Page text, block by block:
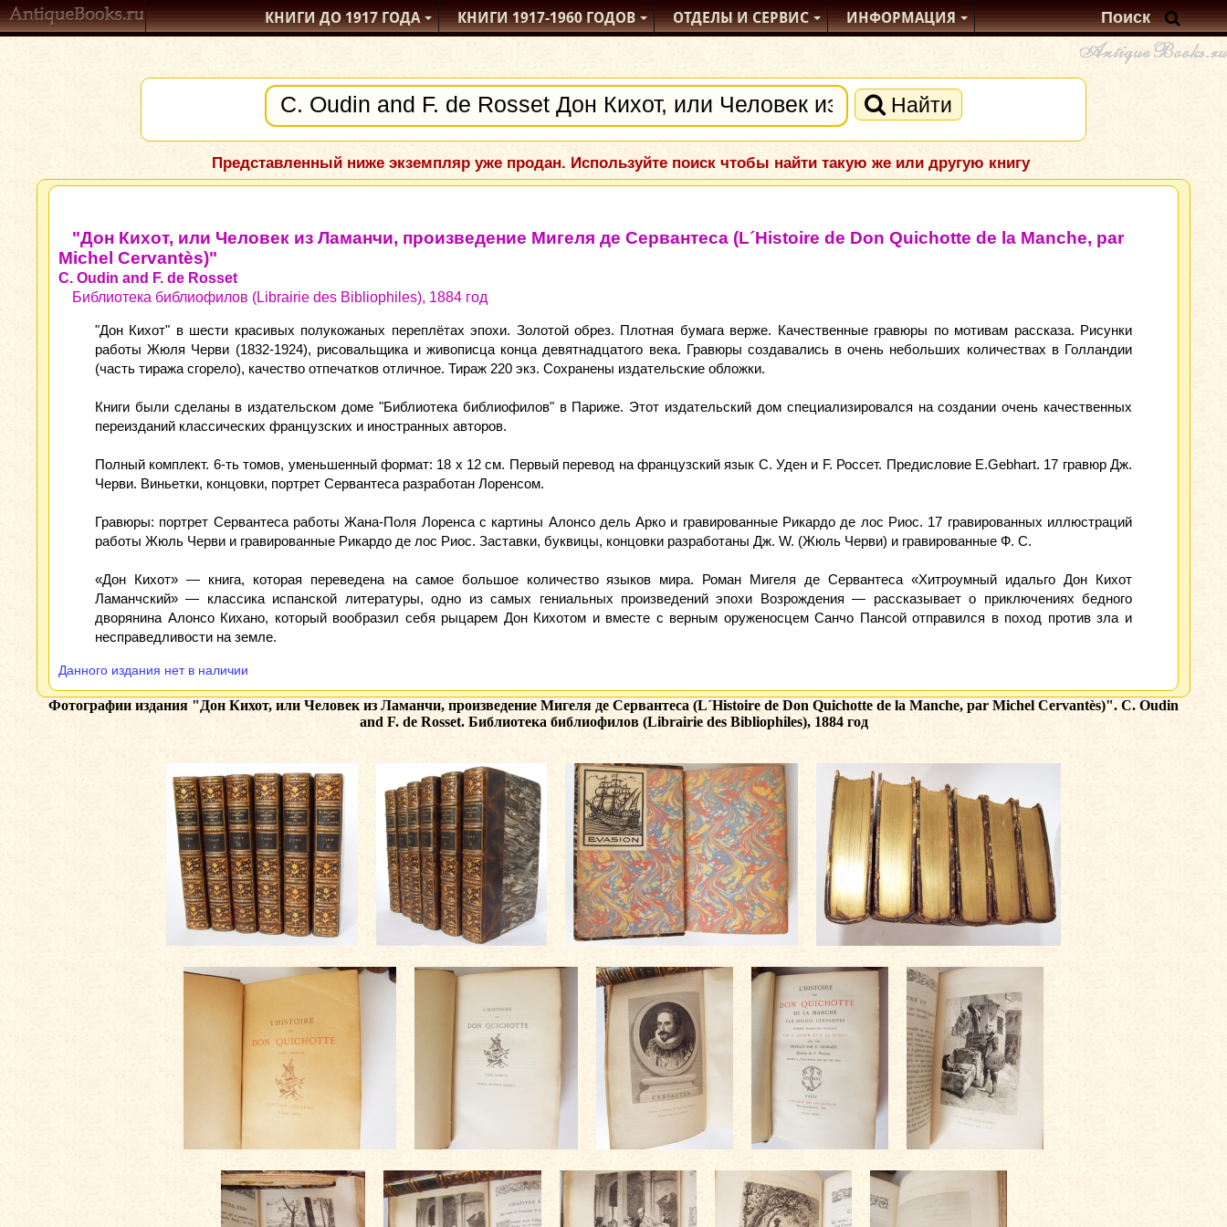
КНИГИ ДО 1917ГОДА КНИГИ1917-1960ГОДОВ ОТДЕЛЫИ СЕРВИС ИНФОРМАЦИЯ
Найти
Представленный ниже экземпляр уже продан. Используйте поиск чтобы найти такую же или другую книгу
"Дон Кихот, или Человек из Ламанчи, произведение Мигеля де Сервантеса (L´Histoire de Don Quichotte de la Manche, par
Michel Cervantès)"
C. Oudin and F. de Rosset
Библиотека библиофилов (Librairie des Bibliophiles), 1884 год
"Дон Кихот" в шести красивых полукожаных переплётах эпохи. Золотой обрез. Плотная бумага верже. Качественные гравюры по мотивам рассказа. Рисунки
работы Жюля Черви (1832-1924), рисовальщика и живописца конца девятнадцатого века. Гравюры создавались в очень небольших количествах в Голландии
(часть тиража сгорело), качество отпечатков отличное. Тираж 220 экз. Сохранены издательские обложки.
Книги были сделаны в издательском доме "Библиотека библиофилов" в Париже. Этот издательский дом специализировался на создании очень качественных
переизданий классических французских и иностранных авторов.
Полный комплект. 6-ть томов, уменьшенный формат: 18 х 12 см. Первый перевод на французский язык C. Уден и F. Россет. Предисловие E.Gebhart. 17 гравюр Дж.
Черви. Виньетки, концовки, портрет Сервантеса разработан Лоренсом.
Гравюры: портрет Сервантеса работы Жана-Поля Лоренса с картины Алонсо дель Арко и гравированные Рикардо де лос Риос. 17 гравированных иллюстраций
работы Жюль Черви и гравированные Рикардо де лос Риос. Заставки, буквицы, концовки разработаны Дж. W. (Жюль Черви) и гравированные Ф. С.
«Дон Кихот» — книга, которая переведена на самое большое количество языков мира. Роман Мигеля де Сервантеса «Хитроумный идальго Дон Кихот
Ламанчский» — классика испанской литературы, одно из самых гениальных произведений эпохи Возрождения — рассказывает о приключениях бедного
дворянина Алонсо Кихано, который вообразил себя рыцарем Дон Кихотом и вместе с верным оруженосцем Санчо Пансой отправился в поход против зла и
несправедливости на земле.
Данного издания нет в наличии
Фотографии издания "Дон Кихот, или Человек из Ламанчи, произведение Мигеля де Сервантеса (L´Histoire de Don Quichotte de la Manche, par Michel Cervantès)". C. Oudin
and F. de Rosset. Библиотека библиофилов (Librairie des Bibliophiles), 1884 год